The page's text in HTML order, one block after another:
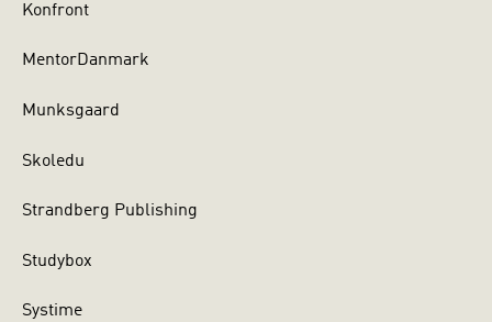
Konfront
MentorDanmark
Munksgaard
Skoledu
Strandberg Publishing
Studybox
Systime